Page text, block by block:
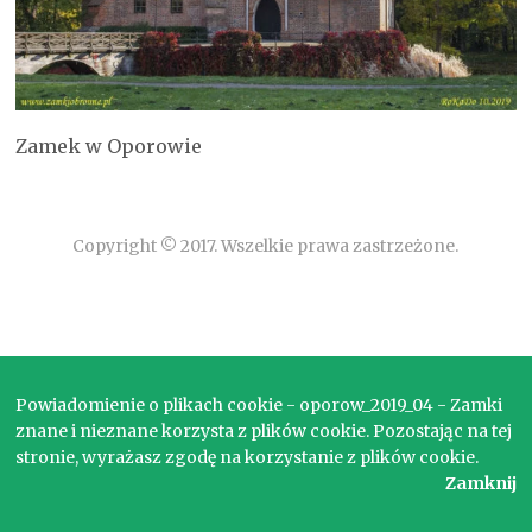
Zamek w Oporowie
Copyright © 2017. Wszelkie prawa zastrzeżone.
Powiadomienie o plikach cookie - oporow_2019_04 - Zamki
znane i nieznane korzysta z plików cookie. Pozostając na tej
stronie, wyrażasz zgodę na korzystanie z plików cookie.
Zamknij